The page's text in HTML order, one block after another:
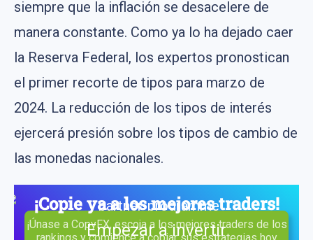
siempre que la inflación se desacelere de
manera constante. Como ya lo ha dejado caer
la Reserva Federal, los expertos pronostican
el primer recorte de tipos para marzo de
2024. La reducción de los tipos de interés
ejercerá presión sobre los tipos de cambio de
las monedas nacionales.
¡Copie ya a los mejores traders!
¡Únase a CopyFX, escoja a los mejores traders de los
rankings y comience a copiar sus estrategias hoy
Empezar a invertir